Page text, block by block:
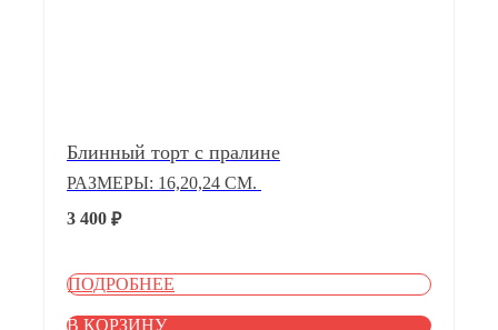
Блинный торт с пралине
РАЗМЕРЫ: 16,20,24 СМ.
3 400 ₽
ПОДРОБНЕЕ
В КОРЗИНУ